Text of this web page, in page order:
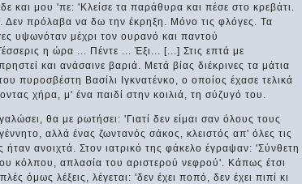
μου 'πε: 'Κλείσε τα παράθυρα και πέσε στο κρεβάτι.
πρόλαβα να δω την έκρηξη. Μόνο τις φλόγες. Τα
υψωνόταν μέχρι τον ουρανό και παντού
η ώρα ... Πέντε ... Έξι... [...] Στις επτά με
και ανάσαινε βαριά. Μετά βίας διέκρινες τα μάτια
πυροσβέστη Βασίλι Ιγκνατένκο, ο οποίος έχασε τελικά
χήρα, μ' ένα παιδί στην κοιλιά, τη σύζυγό του.
θα με ρωτήσει: 'Γιατί δεν είμαι σαν όλους τους
αλλά ένας ζωντανός σάκος, κλειστός απ' όλες τις
ανοιχτά. Στον ιατρικό της φάκελο έγραψαν: 'Σύνθετη
κόλπου, απλασία του αριστερού νεφρού'. Κάπως έτσι
όμως λέξεις, λέγεται: 'δεν έχει ποπό, δεν έχει πιπί κι